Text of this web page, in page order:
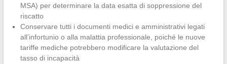
MSA) per determinare la data esatta di soppressione del
riscatto
Conservare tutti i documenti medici e amministrativi legati
all’infortunio o alla malattia professionale, poiché le nuove
tariffe mediche potrebbero modificare la valutazione del
tasso di incapacità